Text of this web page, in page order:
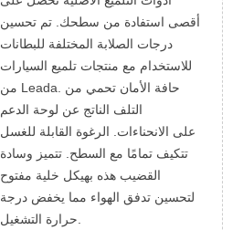
أقصى استفادة من سطحك. تم تحسين
درجات الصلابة المختلفة للبطانات
للاستخدام مع منتجات تلميع السيارات
من Leada. حافة الأمان تحمي من
التلف الناتج عن لوحة الدعم
على الانحناءات. الرغوة القابلة للغسل
تتكيف تمامًا مع السطح. تتميز وسادة
القضيب هذه بهيكل خلية مفتوح
لتحسين تدفق الهواء مما يخفض درجة